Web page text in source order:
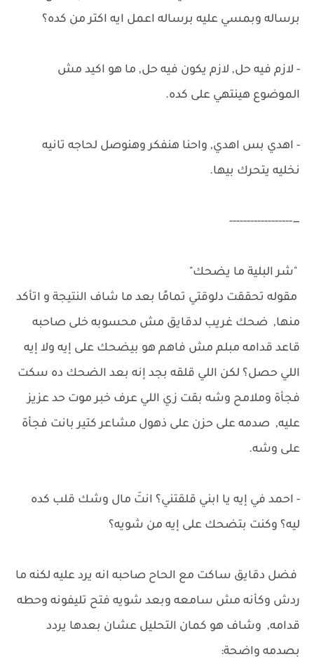
برساله وبمسي عليه برساله اعمل ايه اكتر من كده؟
- لازم فيه حل, لازم يكون فيه حل, ما هو اكيد مش
الموضوع هينتهي على كده.
- اهدي بس اهدي, واحنا هنفكر وهنوصل لحاجه تانيه
نخليه يتحرك بيها.
—------------------
"شر البلية ما يضحك"
مقوله تحققت دلوقتي تمامًا بعد ما شاف النتيجة و اتأكد
منها, ضحك غريب لدقايق مش محسوبه خلى صاحبه
قاعد قدامه مبلم مش فاهم هو بيضحك على إيه ولا إيه
اللي حصل؟ لكن اللي قلقه بجد إنه بعد الضحك ده سكت
فجأة وملامح وشه بقت زي اللي عرف خبر موت حد عزيز
عليه, صدمه على حزن على ذهول مشاعر كتير بانت فجأة
على وشه.
- احمد في إيه يا ابني قلقتني؟ انتَ مال وشك قلب كده
ليه؟ وكنت بتضحك على إيه من شويه؟
فضل دقايق ساكت مع الحاح صاحبه انه يرد عليه لكنه ما
ردش وكأنه مش سامعه وبعد شويه فتح تليفونه وحطه
قدامه, وشاف هو كمان التحليل عشان بعدها يردد
بصدمه واضحة: